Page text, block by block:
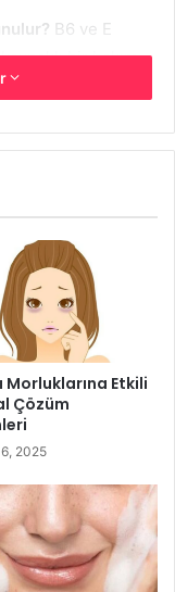
B6 ve E
bir bakım
ve Palm
içerik bileşenidir.
requip keratin
analiz ederek
Lıquıd
Türk
önlemleri
Morluklarına Etkili
Çözüm
2025